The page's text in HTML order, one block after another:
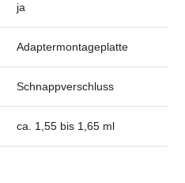
ja
Adaptermontageplatte
Schnappverschluss
ca. 1,55 bis 1,65 ml